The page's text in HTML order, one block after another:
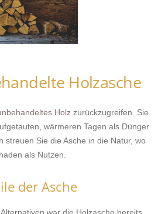
Holzasche
Holz zurückzugreifen. Sie
wärmeren Tagen als Dünger
streuen Sie die Asche in die Natur, wo
als Nutzen.
der Asche